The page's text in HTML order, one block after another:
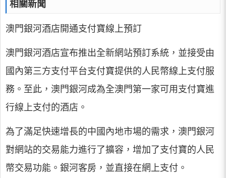
相關新聞
澳門銀河酒店開通支付寶線上預訂
澳門銀河酒店宣布推出全新網站預訂系統，並接受由
國內第三方支付平台支付寶提供的人民幣線上支付服
務。至此，澳門銀河成為全澳門第一家可用支付寶進
行線上支付的酒店。
為了滿足快速增長的中國內地市場的需求，澳門銀河
對網站的交易能力進行了擴容，增加了支付寶的人民
幣交易功能。銀河客房，並直接在網上支付。